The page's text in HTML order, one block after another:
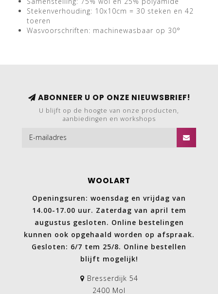
Stekenverhouding: 10x10cm = 30 steken en 42
toeren
Wasvoorschriften: machinewasbaar op 30°
ABONNEER U OP ONZE NIEUWSBRIEF!
U blijft op de hoogte van onze producten,
aanbiedingen en workshops
WOOLART
Openingsuren: woensdag en vrijdag van
14.00-17.00 uur. Zaterdag van april tem
augustus gesloten. Online bestelingen
kunnen ook opgehaald worden op afspraak.
Gesloten: 6/7 tem 25/8. Online bestellen
blijft mogelijk!
Bresserdijk 54
2400 Mol